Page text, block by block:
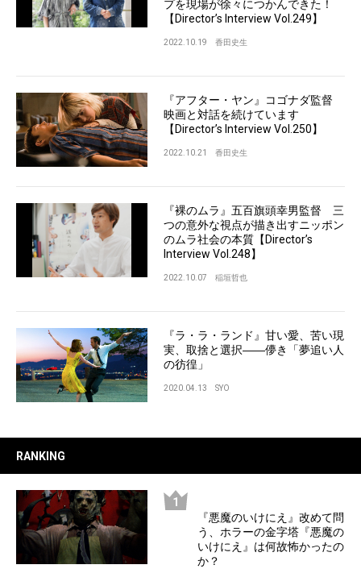
プを現場が徐々につかんできた！
【Director’s Interview Vol.249】
2022.10.19 香田史生
『アフター・ヤン』コゴナダ監督
映画と対話を続けています
【Director’s Interview Vol.250】
2022.10.21 香田史生
『裸のムラ』五百旗頭幸男監督 三
つの意外な視点が描き出すニッポン
のムラ社会の本質【Director’s
Interview Vol.248】
2022.10.07 稲垣哲也
『ラ・ラ・ランド』甘い愛、苦い現
実、取捨と選択――儚き「夢追い人
の彷徨」
2020.04.13 SYO
RANKING
『悪魔のいけにえ』改めて問
う、ホラーの金字塔『悪魔の
いけにえ』は何故怖かったの
か？